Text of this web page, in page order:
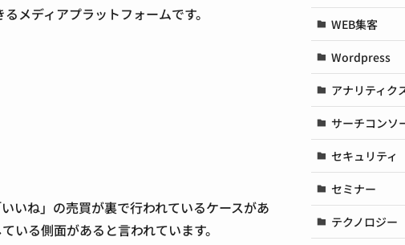
メディアプラットフォームです。
いね」の売買が裏で行われているケースがあ
いる側面があると言われています。
WEB集客
Wordpress
アナリティク
サーチコンソ
セキュリティ
セミナー
テクノロジー